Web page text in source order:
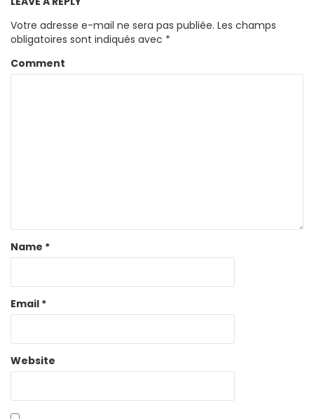
Votre adresse e-mail ne sera pas publiée. Les champs
obligatoires sont indiqués avec *
Comment
Name *
Email *
Website